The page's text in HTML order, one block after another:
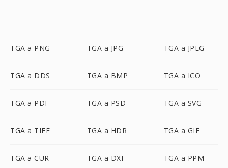
TGA a PNG TGA a JPG TGA a JPEG
TGA a DDS TGA a BMP TGA a ICO
TGA a PDF TGA a PSD TGA a SVG
TGA a TIFF TGA a HDR TGA a GIF
TGA a CUR TGA a DXF TGA a PPM